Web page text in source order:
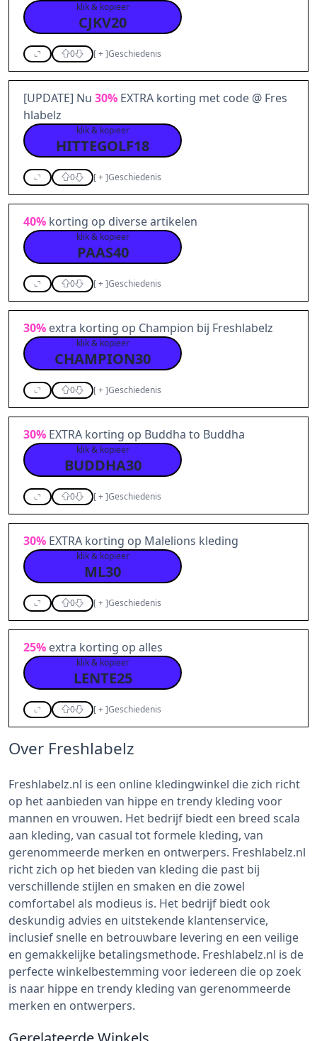
klik & kopieer
CJKV20
0 [+]Geschiedenis
[UPDATE] Nu 30% EXTRA korting met code @ Fres
hlabelz
klik & kopieer
HITTEGOLF18
0 [+]Geschiedenis
40% korting op diverse artikelen
klik & kopieer
PAAS40
0 [+]Geschiedenis
30% extra korting op Champion bij Freshlabelz
klik & kopieer
CHAMPION30
0 [+]Geschiedenis
30% EXTRA korting op Buddha to Buddha
klik & kopieer
BUDDHA30
0 [+]Geschiedenis
30% EXTRA korting op Malelions kleding
klik & kopieer
ML30
0 [+]Geschiedenis
25% extra korting op alles
klik & kopieer
LENTE25
0 [+]Geschiedenis
Over Freshlabelz
Freshlabelz.nl is een online kledingwinkel die zich richt
op het aanbieden van hippe en trendy kleding voor
mannen en vrouwen. Het bedrijf biedt een breed scala
aan kleding, van casual tot formele kleding, van
gerenommeerde merken en ontwerpers. Freshlabelz.nl
richt zich op het bieden van kleding die past bij
verschillende stijlen en smaken en die zowel
comfortabel als modieus is. Het bedrijf biedt ook
deskundig advies en uitstekende klantenservice,
inclusief snelle en betrouwbare levering en een veilige
en gemakkelijke betalingsmethode. Freshlabelz.nl is de
perfecte winkelbestemming voor iedereen die op zoek
is naar hippe en trendy kleding van gerenommeerde
merken en ontwerpers.